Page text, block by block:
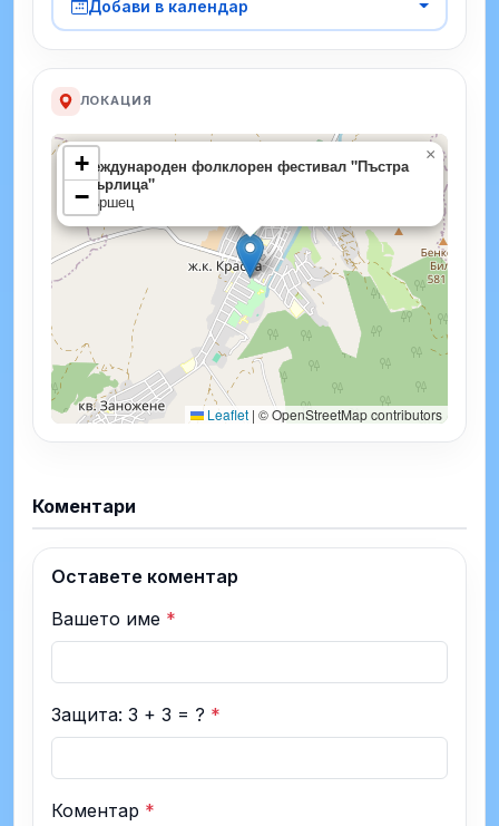
Добави в календар
ЛОКАЦИЯ
Международен фолклорен фестивал "Пъстра
огърлица"
Вършец
×
+
−
Leaflet | © OpenStreetMap contributors
Коментари
Оставете коментар
Вашето име *
Защита: 3 + 3 = ? *
Коментар *